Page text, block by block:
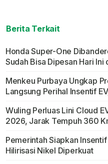
Berita Terkait
Honda Super-One
Sudah Bisa Dipesan Hari
Menkeu Purbaya Ungkap
Langsung Perihal Insentif
Wuling Perluas Lini Cloud
2026, Jarak Tempuh 360
Pemerintah Siapkan
Hilirisasi Nikel Diperkuat